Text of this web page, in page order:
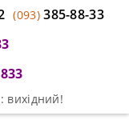
(093)385-88-33
вихідний!